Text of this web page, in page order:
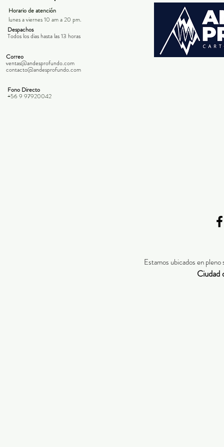
Horario de atención
lunes a viernes 10 am a 20 pm.
Despachos
Todos los dias hasta las 13 horas
Correo
ventas@andesprofundo.com
contacto@andesprofundo.com
Fono Directo
+56 9 97920042
Estamos ubicados en
Ciudad